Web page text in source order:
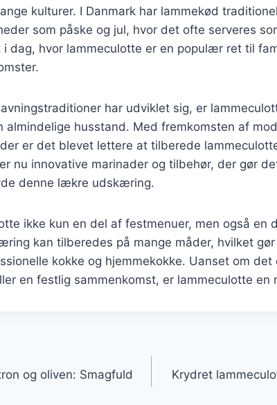
kulturer. I Danmark har lammekød
som påske og jul, hvor det ofte serveres
dag, hvor lammeculotte er en populær ret til
har udviklet sig, er
husstand. Med fremkomsten af
er det blevet lettere at tilberede
nu innovative marinader og tilbehør, der gør
denne lækre udskæring.
ikke kun en del af festmenuer, men også en
kan tilberedes på mange måder, hvilket
kokke og hjemmekokke. Uanset om det
en festlig sammenkomst, er lammeculotte en
og oliven: Smagfuld
Krydret